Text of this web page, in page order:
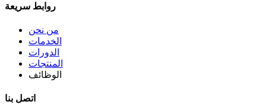
روابط سريعة
من نحن
الخدمات
الدورات
المنتجات
الوظائف
اتصل بنا